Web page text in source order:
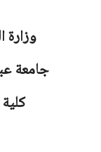
وزارة
جامعة